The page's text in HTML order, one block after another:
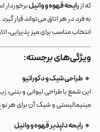
که ازرایحه قهوه و وانیلبرخوردار
به فرد در هر اتاق می‌تواند قرار
انتخاب مناسب برای میز
ویژگی‌های برجسته:
🔸 طراحی شیک و دکوراتیو
این شمع با طراحی لیوانی و
مینیمالیستی و شیک آن برای هر
🔸رایحه دلپذیر قهوه و وانیل